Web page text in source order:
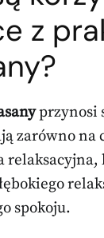
z
przynosi
zarówno na
spokoju.